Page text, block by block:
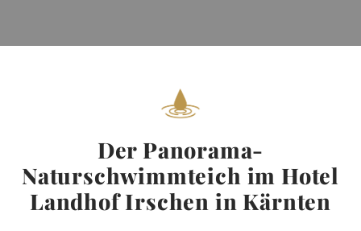
Der Panorama-
Naturschwimmteich im Hotel
Landhof Irschen in Kärnten